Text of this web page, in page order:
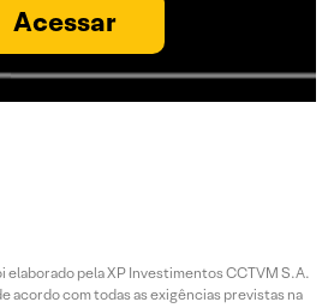
Acessar
elaborado pela XP Investimentos CCTVM S.A.
acordo com todas as exigências previstas na